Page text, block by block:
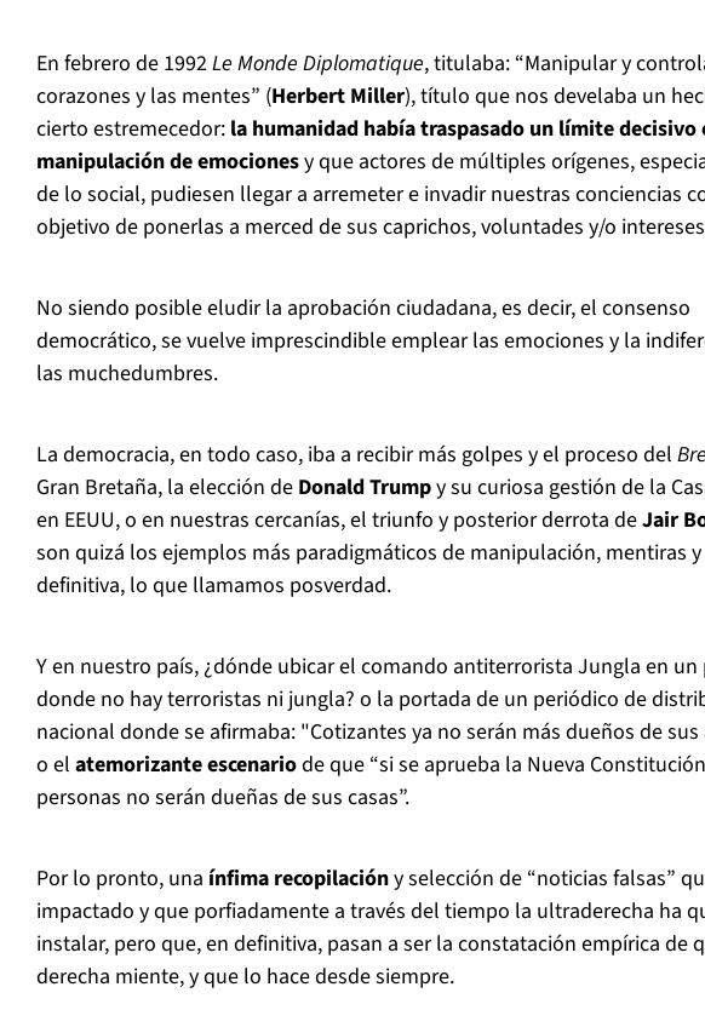
En febrero de 1992Le Monde Diplomatique, titulaba: “Manipular y
corazones y las mentes” (Herbert Miller), título que nos develaba un
cierto estremecedor: la humanidad había traspasado un límite decisivo
manipulación de emocionesy que actores de múltiples orígenes,
de lo social, pudiesen llegar a arremeter e invadir nuestras conciencias
objetivo de ponerlas a merced de sus caprichos, voluntades y/o
No siendo posible eludir la aprobación ciudadana, es decir, el consenso
democrático, se vuelve imprescindible emplear las emociones y la
las muchedumbres.
La democracia, en todo caso, iba a recibir más golpes y el proceso del
Gran Bretaña, la elección de Donald Trumpy su curiosa gestión de la
en EEUU, o en nuestras cercanías, el triunfo y posterior derrota deJair
son quizá los ejemplos más paradigmáticos de manipulación, mentiras y
definitiva, lo que llamamos posverdad.
Y en nuestro país, ¿dónde ubicar el comando antiterrorista Jungla en un
donde no hay terroristas ni jungla? o la portada de un periódico de
nacional donde se afirmaba: "Cotizantes ya no serán más dueños de
o el atemorizante escenariode que “si se aprueba la Nueva
personas no serán dueñas de sus casas”.
Por lo pronto, una ínfima recopilacióny selección de “noticias falsas”
impactado y que porfiadamente a través del tiempo la ultraderecha ha
instalar, pero que, en definitiva, pasan a ser la constatación empírica de
derecha miente, y que lo hace desde siempre.